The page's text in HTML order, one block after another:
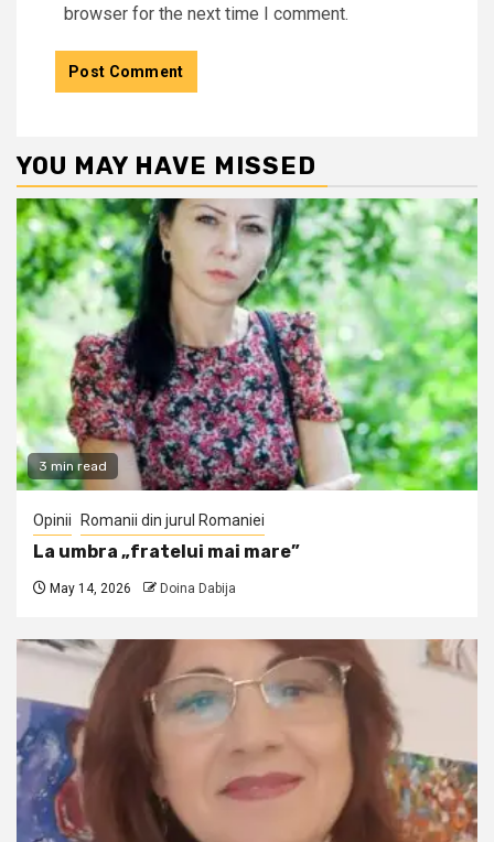
browser for the next time I comment.
YOU MAY HAVE MISSED
3 min read
Opinii Romanii din jurul Romaniei
La umbra „fratelui mai mare”
May 14, 2026 Doina Dabija